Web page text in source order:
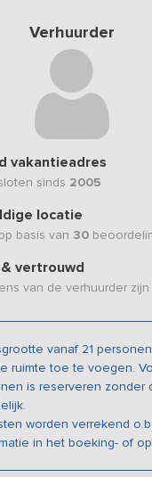
Verhuurder
vakantieadres
sinds 2005
locatie
basis van 30
vertrouwd
van de verhuurder
vanaf 21
ruimte toe te voegen.
is reserveren zonder
worden verrekend
in het boeking- of